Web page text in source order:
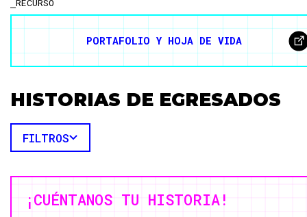
RECURSO
PORTAFOLIO Y HOJA DE VIDA
HISTORIAS DE EGRESADOS
FILTROS
¡CUÉNTANOS TU HISTORIA!